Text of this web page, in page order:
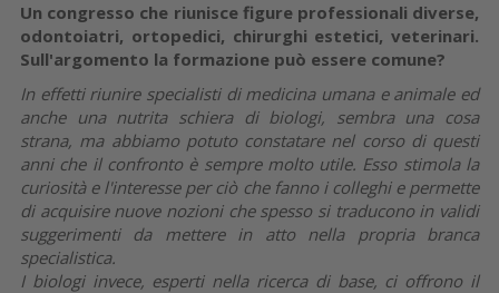
Un congresso che riunisce figure professionali diverse,
odontoiatri, ortopedici, chirurghi estetici, veterinari.
Sull'argomento la formazione può essere comune?
In effetti riunire specialisti di medicina umana e animale ed
anche una nutrita schiera di biologi, sembra una cosa
strana, ma abbiamo potuto constatare nel corso di questi
anni che il confronto è sempre molto utile. Esso stimola la
curiosità e l'interesse per ciò che fanno i colleghi e permette
di acquisire nuove nozioni che spesso si traducono in validi
suggerimenti da mettere in atto nella propria branca
specialistica.
I biologi invece, esperti nella ricerca di base, ci offrono il